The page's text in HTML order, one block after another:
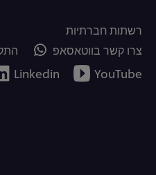
רשתות חברתיות
צרו קשר בווטאסאפ
YouTube
Linkedin